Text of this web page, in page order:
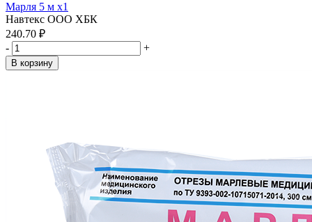
Марля 5 м x1
Навтекс ООО ХБК
240.70 ₽
-
+
В корзину